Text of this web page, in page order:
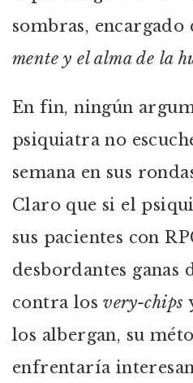
sombras, encargado
mente y el alma de la
En fin, ningún
psiquiatra no
semana en sus
Claro que si el
sus pacientes con
desbordantes ganas
contra losvery-chips
los albergan, su
enfrentaría